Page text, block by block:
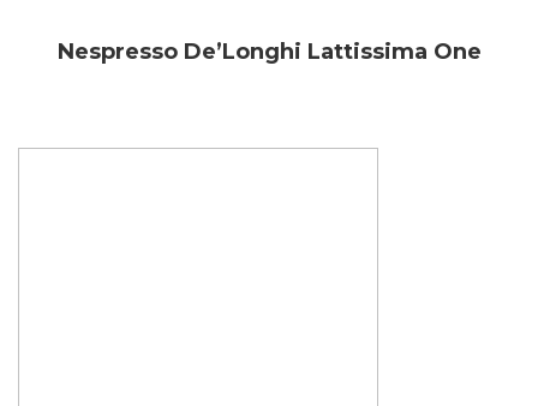
Nespresso De’Longhi Lattissima One